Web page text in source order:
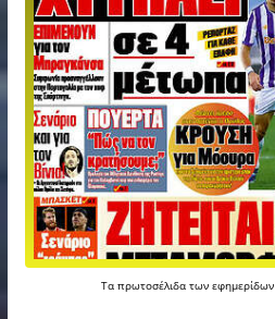
Ταπρωτοσέλιδατωνεφημερίδων